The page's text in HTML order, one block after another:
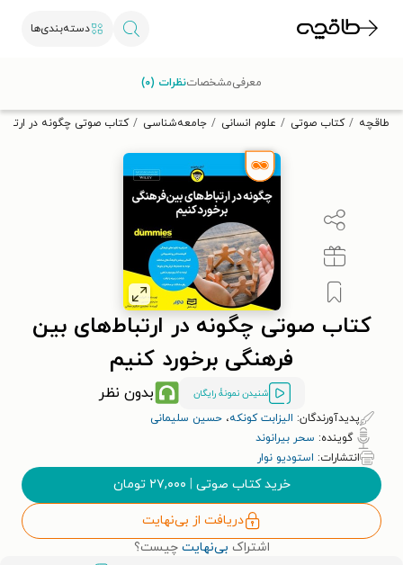
دسته‌بندی‌ها
تخفیف از طاقچه دریافت کن.
طاقچه کتاب صوتی علوم انسانی جامعه‌شناسی کتاب صوتی چگونه در
کتاب صوتی چگونه در ارتباط‌های بین‌
فرهنگی برخورد کنیم
شنیدن نمونۀ رایگان بدون نظر
پدیدآورندگان: الیزابت کونکه، حسین سلیمانی
گوینده: سحر بیرانوند
انتشارات: استودیو نوار
خرید کتاب صوتی | ۲۷,۰۰۰ تومان
دریافت از بی‌نهایت
اشتراک بی‌نهایت چیست؟
معرفیمشخصاتنظرات (۰)